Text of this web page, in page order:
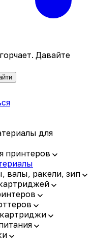
Давайте
для
принтеров
валы, ракели, зип